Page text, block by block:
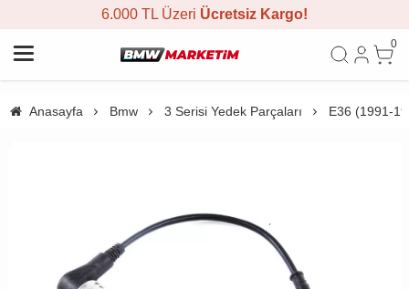
6.000 TL Üzeri Ücretsiz Kargo!
0
Anasayfa Bmw 3 Serisi Yedek Parçaları E36 (1991-